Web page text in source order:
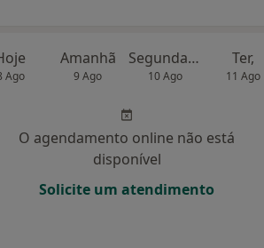
Ago
Amanhã
9 Ago
Segunda-feira
10 Ago
Ter,
11 Ago
O agendamento online não está
disponível
Solicite um atendimento